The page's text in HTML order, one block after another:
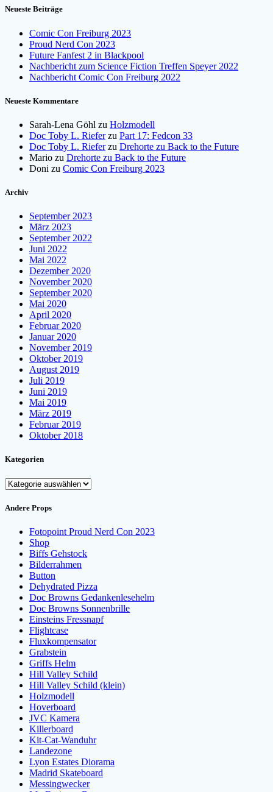
Neueste Beiträge
Comic Con Freiburg 2023
Proud Nerd Con 2023
Future Fanfest 2 in Blackpool
Nachbericht zum Science Fiction Treffen Speyer 2022
Nachbericht Comic Con Freiburg 2022
Neueste Kommentare
Sarah-Lena Göhl zu Holzmodell
Doc Toby L. Rieferzu Part 17: Fedcon 33
Doc Toby L. Rieferzu Drehorte zu Back to the Future
Mario zu Drehorte zu Back to the Future
Doni zu Comic Con Freiburg 2023
Archiv
September 2023
März 2023
September 2022
Juni 2022
Mai 2022
Dezember 2020
November 2020
September 2020
Mai 2020
April 2020
Februar 2020
Januar 2020
November 2019
Oktober 2019
August 2019
Juli 2019
Juni 2019
Mai 2019
März 2019
Februar 2019
Oktober 2018
Kategorien
Kategorien
Andere Props
Fotopoint Proud Nerd Con 2023
Shop
Biffs Gehstock
Bilderrahmen
Button
Dehydrated Pizza
Doc Browns Gedankenlesehelm
Doc Browns Sonnenbrille
Einsteins Fressnapf
Flightcase
Fluxkompensator
Grabstein
Griffs Helm
Hill Valley Schild
Hill Valley Schild (klein)
Holzmodell
Hoverboard
JVC Kamera
Killerboard
Kit-Cat-Wanduhr
Landezone
Lyon Estates Diorama
Madrid Skateboard
Messingwecker